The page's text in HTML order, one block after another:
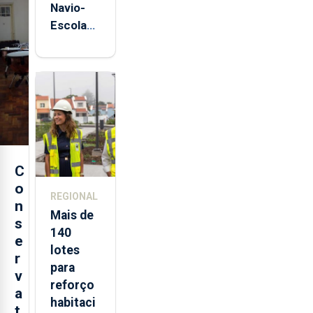
C
o
n
s
e
r
v
a
Navio-
Escola
está de
aos
Açores
REGIONAL
Mais de
140
lotes
para
reforço
habitaci